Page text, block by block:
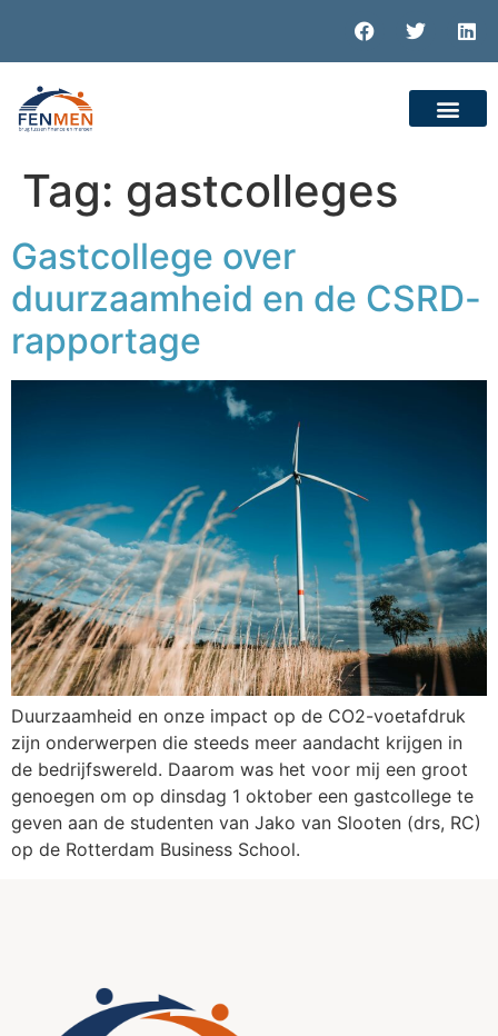
Tag: gastcolleges
Gastcollege over
duurzaamheid en de CSRD-
rapportage
Duurzaamheid en onze impact op de CO2-voetafdruk
zijn onderwerpen die steeds meer aandacht krijgen in
de bedrijfswereld. Daarom was het voor mij een groot
genoegen om op dinsdag 1 oktober een gastcollege te
geven aan de studenten van Jako van Slooten (drs, RC)
op de Rotterdam Business School.